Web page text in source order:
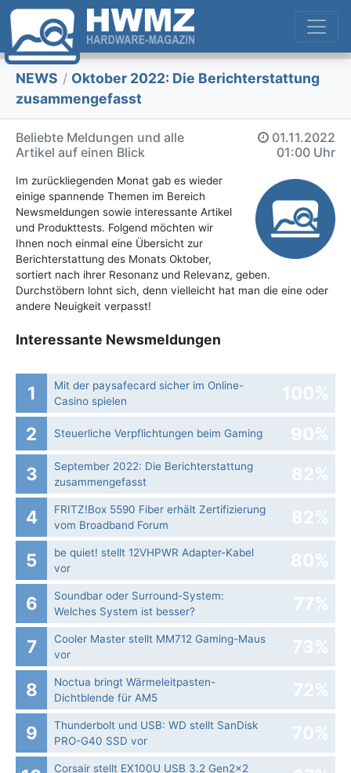
NEWS / Oktober 2022: Die Bericht­erstattung
zusammengefasst
Beliebte Meldungen und alle
Artikel auf einen Blick
01.11.2022
01:00 Uhr
Im zurückliegenden Monat gab es wieder
einige spannende Themen im Bereich
Newsmeldungen sowie interessante Artikel
und Produkttests. Folgend möchten wir
Ihnen noch einmal eine Übersicht zur
Berichterstattung des Monats Oktober,
sortiert nach ihrer Resonanz und Relevanz, geben.
Durchstöbern lohnt sich, denn vielleicht hat man die eine oder
andere Neuigkeit verpasst!
Interessante Newsmeldungen
1
Mit der paysafecard sicher im Online-
Casino spielen
100%
2
Steuerliche Verpflichtungen beim Gaming
90%
3
September 2022: Die Bericht­erstattung
zusammengefasst
82%
4
FRITZ!Box 5590 Fiber erhält Zertifizierung
vom Broadband Forum
82%
5
be quiet! stellt 12VHPWR Adapter-Kabel
vor
80%
6
Soundbar oder Surround-System:
Welches System ist besser?
77%
7
Cooler Master stellt MM712 Gaming-Maus
vor
73%
8
Noctua bringt Wärmeleitpasten-
Dichtblende für AM5
72%
9
Thunderbolt und USB: WD stellt SanDisk
PRO-G40 SSD vor
70%
Corsair stellt EX100U USB 3.2 Gen2x2